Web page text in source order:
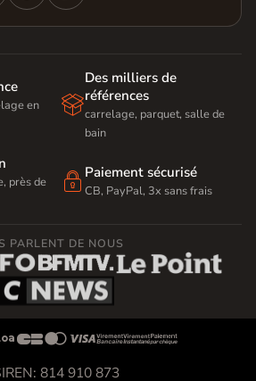
en

Des milliers de
références
carrelage, parquet, salle de
bain
près de
 Paiement sécurisé
CB, PayPal, 3x sans frais
PARLENT DE NOUS

814 910 873